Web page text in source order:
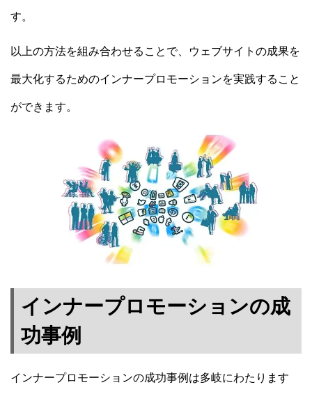
す。
以上の方法を組み合わせることで、ウェブサイトの成果を
最大化するためのインナープロモーションを実践すること
ができます。
インナープロモーションの成
功事例
インナープロモーションの成功事例は多岐にわたります